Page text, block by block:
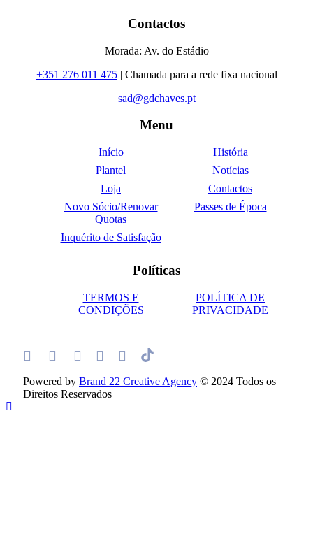
Contactos
Morada: Av. do Estádio
+351 276 011 475| Chamada para a rede fixa nacional
sad@gdchaves.pt
Menu
Início
História
Plantel
Notícias
Loja
Contactos
Novo Sócio/Renovar
Quotas
Passes de Época
Inquérito de Satisfação
Políticas
TERMOS E
CONDIÇÕES
POLÍTICA DE
PRIVACIDADE
Powered by Brand 22 Creative Agency © 2024 Todos os
Direitos Reservados